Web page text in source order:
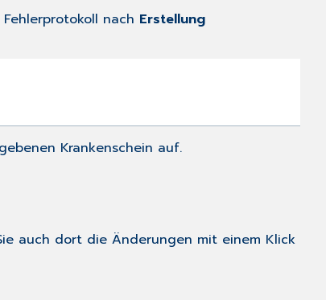
nach Erstellung
Krankenschein auf.
auch dort die Änderungen mit einem Klick